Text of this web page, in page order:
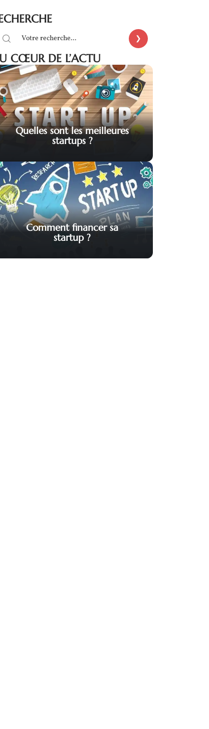
CŒUR DE L’ACTU
Quelles sont les meilleures
startups ?
Comment financer sa
startup ?